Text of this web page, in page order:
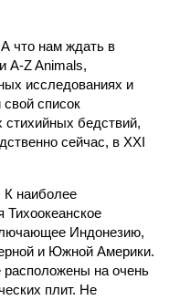
что нам ждать в
A-Z Animals,
исследованиях и
список
бедствий,
сейчас, в XXI
К наиболее
Тихоокеанское
Индонезию,
и Южной Америки.
на очень
плит. Не